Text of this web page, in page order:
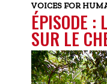
VOICES FOR
ÉPISODE :
SUR LE